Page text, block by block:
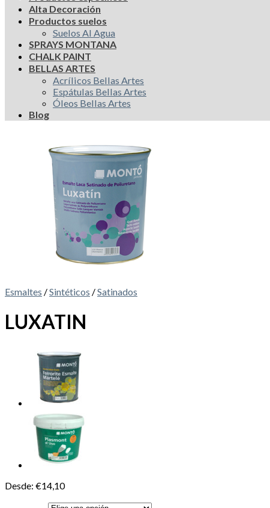
Alta Decoración
Productos suelos
Suelos Al Agua
SPRAYS MONTANA
CHALK PAINT
BELLAS ARTES
Acrílicos Bellas Artes
Espátulas Bellas Artes
Óleos Bellas Artes
Blog
Esmaltes /Sintéticos /Satinados
LUXATIN
Desde: €14,10